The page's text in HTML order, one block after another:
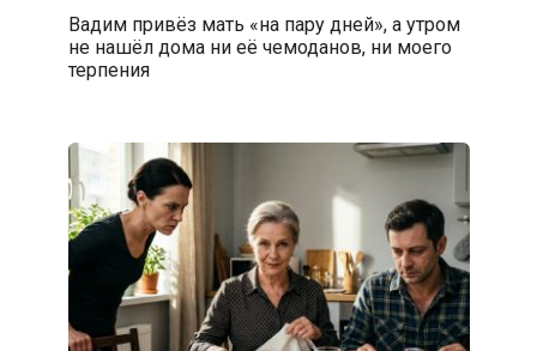
Вадим привёз мать «на пару дней», а утром
не нашёл дома ни её чемоданов, ни моего
терпения